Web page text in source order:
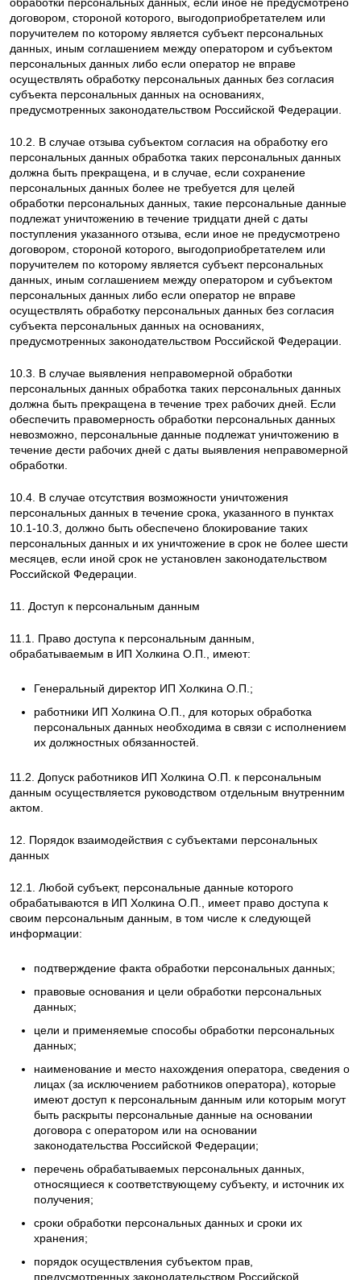
договором, стороной которого, выгодоприобретателем или
поручителем по которому является субъект персональных
данных, иным соглашением между оператором и субъектом
персональных данных либо если оператор не вправе
осуществлять обработку персональных данных без согласия
субъекта персональных данных на основаниях,
предусмотренных законодательством Российской Федерации.
10.2. В случае отзыва субъектом согласия на обработку его
персональных данных обработка таких персональных данных
должна быть прекращена, и в случае, если сохранение
персональных данных более не требуется для целей
обработки персональных данных, такие персональные данные
подлежат уничтожению в течение тридцати дней с даты
поступления указанного отзыва, если иное не предусмотрено
договором, стороной которого, выгодоприобретателем или
поручителем по которому является субъект персональных
данных, иным соглашением между оператором и субъектом
персональных данных либо если оператор не вправе
осуществлять обработку персональных данных без согласия
субъекта персональных данных на основаниях,
предусмотренных законодательством Российской Федерации.
10.3. В случае выявления неправомерной обработки
персональных данных обработка таких персональных данных
должна быть прекращена в течение трех рабочих дней. Если
обеспечить правомерность обработки персональных данных
невозможно, персональные данные подлежат уничтожению в
течение дести рабочих дней с даты выявления неправомерной
обработки.
10.4. В случае отсутствия возможности уничтожения
персональных данных в течение срока, указанного в пунктах
10.1-10.3, должно быть обеспечено блокирование таких
персональных данных и их уничтожение в срок не более шести
месяцев, если иной срок не установлен законодательством
Российской Федерации.
11. Доступ к персональным данным
11.1. Право доступа к персональным данным,
обрабатываемым в ИП Холкина О.П., имеют:
Генеральный директор ИП Холкина О.П.;
работники ИП Холкина О.П., для которых обработка
персональных данных необходима в связи с исполнением
их должностных обязанностей.
11.2. Допуск работников ИП Холкина О.П. к персональным
данным осуществляется руководством отдельным внутренним
актом.
12. Порядок взаимодействия с субъектами персональных
данных
12.1. Любой субъект, персональные данные которого
обрабатываются в ИП Холкина О.П., имеет право доступа к
своим персональным данным, в том числе к следующей
информации:
подтверждение факта обработки персональных данных;
правовые основания и цели обработки персональных
данных;
цели и применяемые способы обработки персональных
данных;
наименование и место нахождения оператора, сведения о
лицах (за исключением работников оператора), которые
имеют доступ к персональным данным или которым могут
быть раскрыты персональные данные на основании
договора с оператором или на основании
законодательства Российской Федерации;
перечень обрабатываемых персональных данных,
относящиеся к соответствующему субъекту, и источник их
получения;
сроки обработки персональных данных и сроки их
хранения;
порядок осуществления субъектом прав,
предусмотренных законодательством Российской